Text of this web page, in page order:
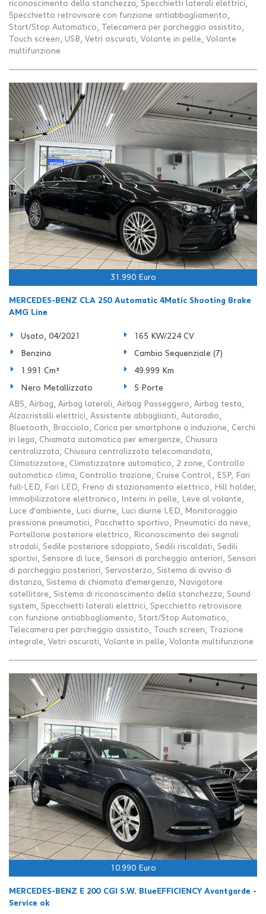
riconoscimento della stanchezza, Specchietti laterali elettrici,
Specchietto retrovisore con funzione antiabbagliamento,
Start/Stop Automatico, Telecamera per parcheggio assistito,
Touch screen, USB, Vetri oscurati, Volante in pelle, Volante
multifunzione
31.990 Euro
MERCEDES-BENZ CLA 250 Automatic 4Matic Shooting Brake
AMG Line
Usato, 04/2021 165 KW/224 CV
Benzina Cambio Sequenziale (7)
1.991 Cm³ 49.999 Km
Nero Metallizzato
5 Porte
ABS, Airbag, Airbag laterali, Airbag Passeggero, Airbag testa,
Alzacristalli elettrici, Assistente abbaglianti, Autoradio,
Bluetooth, Bracciolo, Carica per smartphone a induzione, Cerchi
in lega, Chiamata automatica per emergenze, Chiusura
centralizzata, Chiusura centralizzata telecomandata,
Climatizzatore, Climatizzatore automatico, 2 zone, Controllo
automatico clima, Controllo trazione, Cruise Control, ESP, Fari
full-LED, Fari LED, Freno di stazionamento elettrico, Hill holder,
Immobilizzatore elettronico, Interni in pelle, Leve al volante,
Luce d'ambiente, Luci diurne, Luci diurne LED, Monitoraggio
pressione pneumatici, Pacchetto sportivo, Pneumatici da neve,
Portellone posteriore elettrico, Riconoscimento dei segnali
stradali, Sedile posteriore sdoppiato, Sedili riscaldati, Sedili
sportivi, Sensore di luce, Sensori di parcheggio anteriori, Sensori
di parcheggio posteriori, Servosterzo, Sistema di avviso di
distanza, Sistema di chiamata d'emergenza, Navigatore
satellitare, Sistema di riconoscimento della stanchezza, Sound
system, Specchietti laterali elettrici, Specchietto retrovisore
con funzione antiabbagliamento, Start/Stop Automatico,
Telecamera per parcheggio assistito, Touch screen, Trazione
integrale, Vetri oscurati, Volante in pelle, Volante multifunzione
10.990 Euro
MERCEDES-BENZ E 200 CGI S.W. BlueEFFICIENCY Avantgarde -
Service ok